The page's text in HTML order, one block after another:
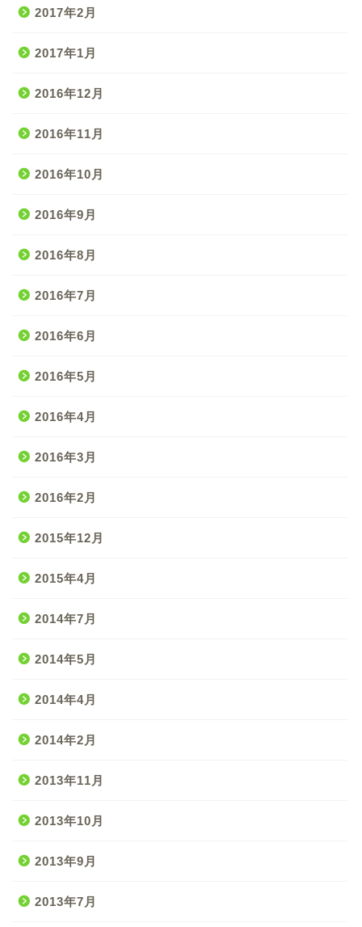
2017年2月
2017年1月
2016年12月
2016年11月
2016年10月
2016年9月
2016年8月
2016年7月
2016年6月
2016年5月
2016年4月
2016年3月
2016年2月
2015年12月
2015年4月
2014年7月
2014年5月
2014年4月
2014年2月
2013年11月
2013年10月
2013年9月
2013年7月